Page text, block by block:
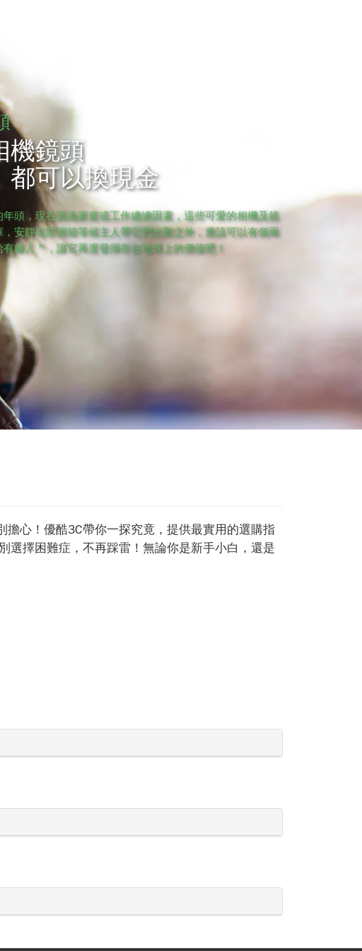
機鏡頭
都可以換現金
頭，現在因為家庭或工作總總因素，這些可愛的相機及鏡
安靜在防潮箱等候主人帶它們出勤之外，應該可以有個兩
緣人＂，讓它再度發揮存在地球上的價值吧！
心！優酷3C帶你一探究竟，提供最實用的選購指
選擇困難症，不再踩雷！無論你是新手小白，還是